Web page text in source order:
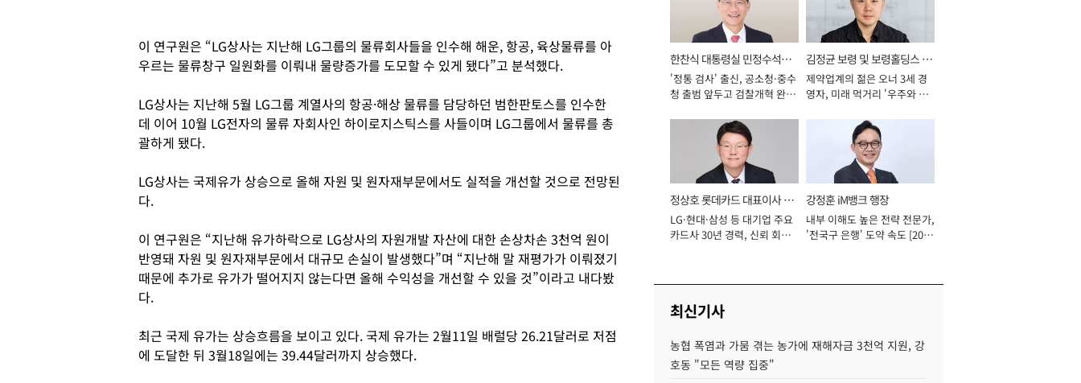
이 연구원은 “LG상사는 지난해 LG그룹의 물류회사들을 인수해 해운, 항공, 육상물류를 아
우르는 물류창구 일원화를 이뤄내 물량증가를 도모할 수 있게 됐다”고 분석했다.
LG상사는 지난해 5월 LG그룹 계열사의 항공·해상 물류를 담당하던 범한판토스를 인수한
데 이어 10월 LG전자의 물류 자회사인 하이로지스틱스를 사들이며 LG그룹에서 물류를 총
괄하게 됐다.
LG상사는 국제유가 상승으로 올해 자원 및 원자재부문에서도 실적을 개선할 것으로 전망된
다.
이 연구원은 “지난해 유가하락으로 LG상사의 자원개발 자산에 대한 손상차손 3천억 원이
반영돼 자원 및 원자재부문에서 대규모 손실이 발생했다”며 “지난해 말 재평가가 이뤄졌기
때문에 추가로 유가가 떨어지지 않는다면 올해 수익성을 개선할 수 있을 것”이라고 내다봤
다.
최근 국제 유가는 상승흐름을 보이고 있다. 국제 유가는 2월11일 배럴당 26.21달러로 저점
에 도달한 뒤 3월18일에는 39.44달러까지 상승했다.
한찬식 대통령실 민정수석비
서관
'정통 검사' 출신, 공소청·중수
청 출범 앞두고 검찰개혁 완수
김정균 보령 및 보령홀딩스 대
표이사 사장
제약업계의 젊은 오너 3세 경
영자, 미래 먹거리 '우주와 헬
정상호 롯데카드 대표이사 사
장
LG·현대·삼성 등 대기업 주요
카드사 30년 경력, 신뢰 회복
강정훈 iM뱅크 행장
내부 이해도 높은 전략 전문가,
'전국구 은행' 도약 속도 [2026
최신기사
농협 폭염과 가뭄 겪는 농가에 재해자금 3천억 지원, 강
호동 "모든 역량 집중"